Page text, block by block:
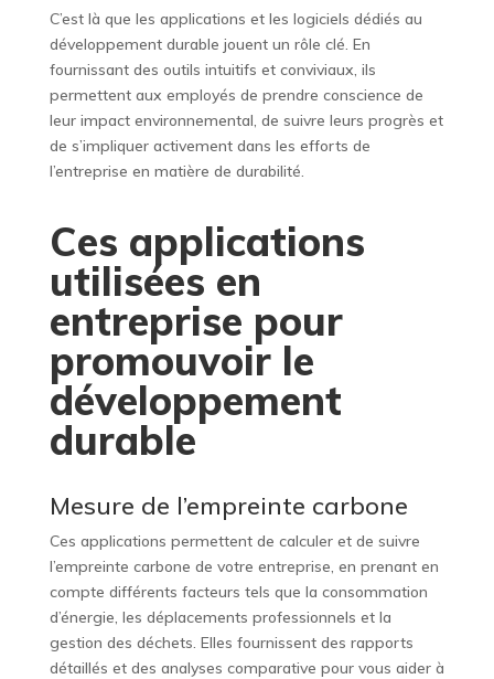
C’est là que les applications et les logiciels dédiés au
développement durable jouent un rôle clé. En
fournissant des outils intuitifs et conviviaux, ils
permettent aux employés de prendre conscience de
leur impact environnemental, de suivre leurs progrès et
de s’impliquer activement dans les efforts de
l’entreprise en matière de durabilité.
Ces applications
utilisées en
entreprise pour
promouvoir le
développement
durable
Mesure de l’empreinte carbone
Ces applications permettent de calculer et de suivre
l’empreinte carbone de votre entreprise, en prenant en
compte différents facteurs tels que la consommation
d’énergie, les déplacements professionnels et la
gestion des déchets. Elles fournissent des rapports
détaillés et des analyses comparative pour vous aider à